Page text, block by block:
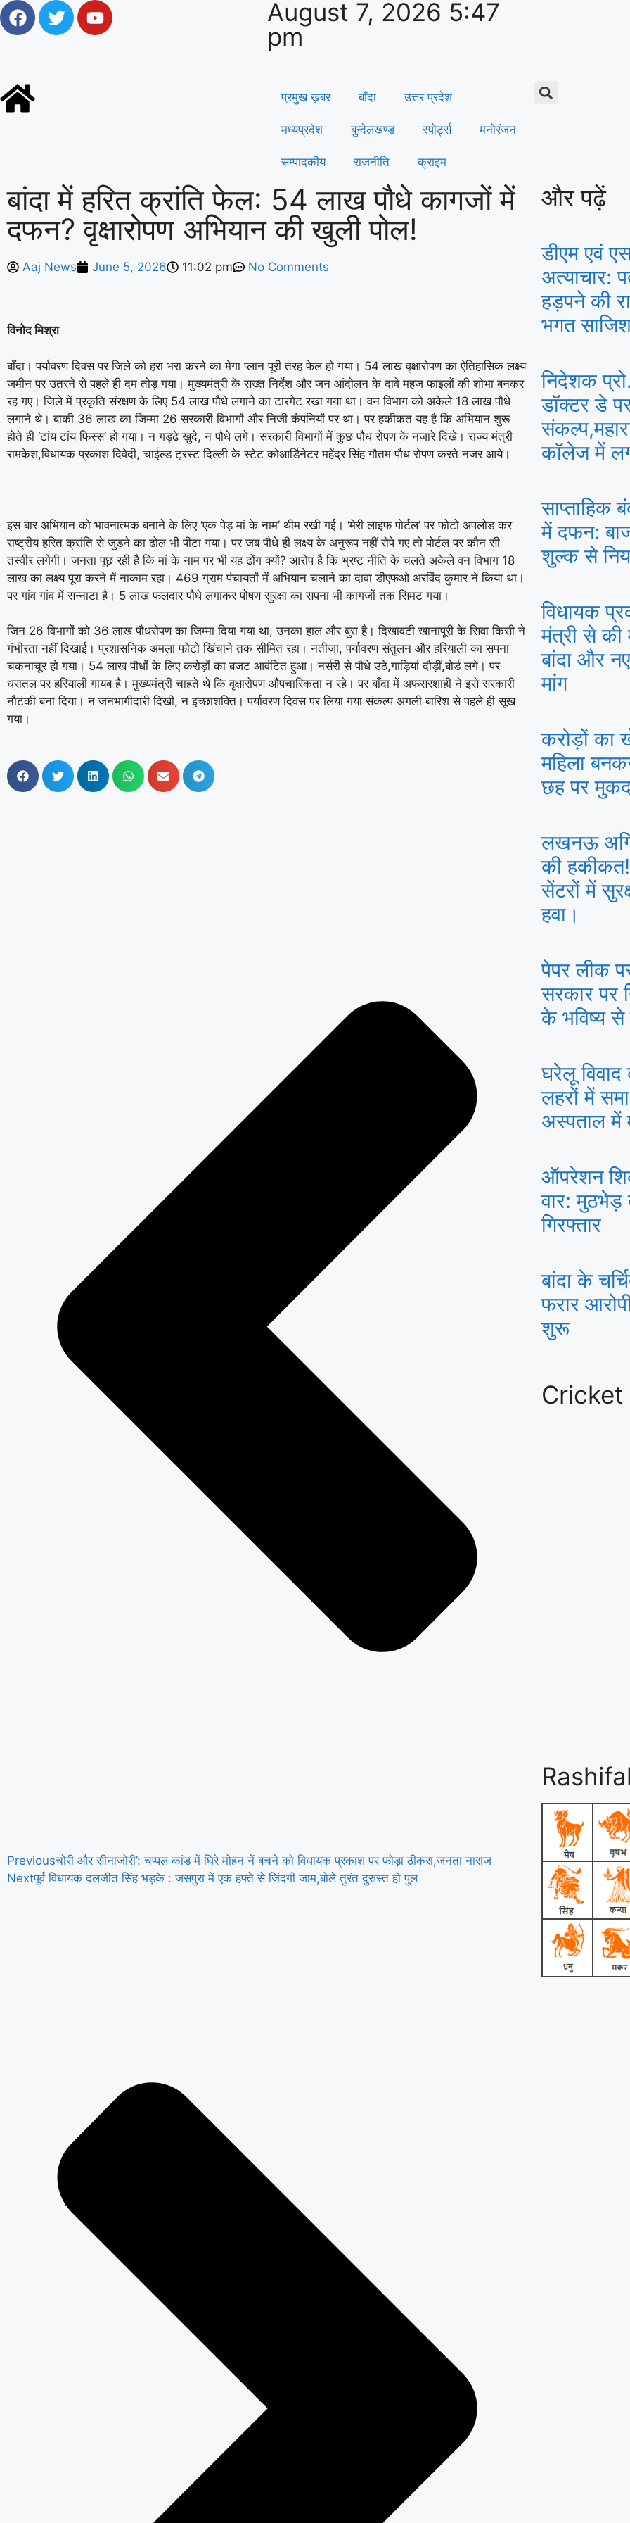
August 7, 2026 5:47
pm
प्रमुख ख़बर बाँदा उत्तर प्रदेश
मध्यप्रदेश बुन्देलखण्ड स्पोर्ट्स मनोरंजन
सम्पादकीय राजनीति क्राइम
बांदा में हरित क्रांति फेल: 54 लाख पौधे कागजों में
दफन? वृक्षारोपण अभियान की खुली पोल!
Aaj News June 5, 2026 11:02 pm No Comments
विनोद मिश्रा
बाँदा। पर्यावरण दिवस पर जिले को हरा भरा करने का मेगा प्लान पूरी तरह फेल हो गया। 54 लाख वृक्षारोपण का ऐतिहासिक लक्ष्य
जमीन पर उतरने से पहले ही दम तोड़ गया। मुख्यमंत्री के सख्त निर्देश और जन आंदोलन के दावे महज फाइलों की शोभा बनकर
रह गए। जिले में प्रकृति संरक्षण के लिए 54 लाख पौधे लगाने का टारगेट रखा गया था। वन विभाग को अकेले 18 लाख पौधे
लगाने थे। बाकी 36 लाख का जिम्मा 26 सरकारी विभागों और निजी कंपनियों पर था। पर हकीकत यह है कि अभियान शुरू
होते ही ‘टांय टांय फिस्स’ हो गया। न गड्ढे खुदे, न पौधे लगे। सरकारी विभागों में कुछ पौध रोपण के नजारे दिखे। राज्य मंत्री
रामकेश,विधायक प्रकाश दिवेदी, चाईल्ड ट्रस्ट दिल्ली के स्टेट कोआर्डिनेटर महेंद्र सिंह गौतम पौध रोपण करते नजर आये।
इस बार अभियान को भावनात्मक बनाने के लिए ‘एक पेड़ मां के नाम’ थीम रखी गई। ‘मेरी लाइफ पोर्टल’ पर फोटो अपलोड कर
राष्ट्रीय हरित क्रांति से जुड़ने का ढोल भी पीटा गया। पर जब पौधे ही लक्ष्य के अनुरूप नहीं रोपे गए तो पोर्टल पर कौन सी
तस्वीर लगेगी। जनता पूछ रही है कि मां के नाम पर भी यह ढोंग क्यों? आरोप है कि भ्रष्ट नीति के चलते अकेले वन विभाग 18
लाख का लक्ष्य पूरा करने में नाकाम रहा। 469 ग्राम पंचायतों में अभियान चलाने का दावा डीएफओ अरविंद कुमार ने किया था।
पर गांव गांव में सन्नाटा है। 5 लाख फलदार पौधे लगाकर पोषण सुरक्षा का सपना भी कागजों तक सिमट गया।
जिन 26 विभागों को 36 लाख पौधरोपण का जिम्मा दिया गया था, उनका हाल और बुरा है। दिखावटी खानापूरी के सिवा किसी ने
गंभीरता नहीं दिखाई। प्रशासनिक अमला फोटो खिंचाने तक सीमित रहा। नतीजा, पर्यावरण संतुलन और हरियाली का सपना
चकनाचूर हो गया। 54 लाख पौधों के लिए करोड़ों का बजट आवंटित हुआ। नर्सरी से पौधे उठे,गाड़ियां दौड़ीं,बोर्ड लगे। पर
धरातल पर हरियाली गायब है। मुख्यमंत्री चाहते थे कि वृक्षारोपण औपचारिकता न रहे। पर बाँदा में अफसरशाही ने इसे सरकारी
नौटंकी बना दिया। न जनभागीदारी दिखी, न इच्छाशक्ति। पर्यावरण दिवस पर लिया गया संकल्प अगली बारिश से पहले ही सूख
गया।
Previousचोरी और सीनाजोरी’: चप्पल कांड में घिरे मोहन नें बचने को विधायक प्रकाश पर फोड़ा ठीकरा,जनता नाराज
Nextपूर्व विधायक दलजीत सिंह भड़के : जसपुरा में एक हफ्ते से जिंदगी जाम,बोले तुरंत दुरुस्त हो पुल
और पढ़ें
डीएम एवं
अत्याचार:
हड़पने की
भगत
निदेशक
डॉक्टर डे
कॉलेज में
साप्ताहिक
में दफन:
शुल्क से
विधायक
मंत्री से की
बांदा और
मांग
करोड़ों का
महिला
छह पर
लखनऊ
की
सेंटरों में
हवा।
पेपर लीक
सरकार पर
के भविष्य से
घरेलू
लहरों में
अस्पताल में
ऑपरेशन
वार: मुठभेड़
गिरफ्तार
बांदा के
फरार
शुरू
Cricket